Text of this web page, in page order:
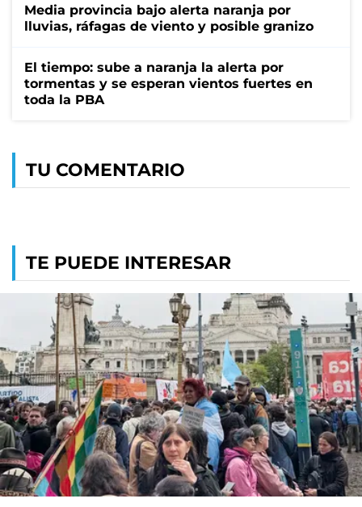
Media provincia bajo alerta naranja por
lluvias, ráfagas de viento y posible granizo
El tiempo: sube a naranja la alerta por
tormentas y se esperan vientos fuertes en
toda la PBA
TU COMENTARIO
TE PUEDE INTERESAR